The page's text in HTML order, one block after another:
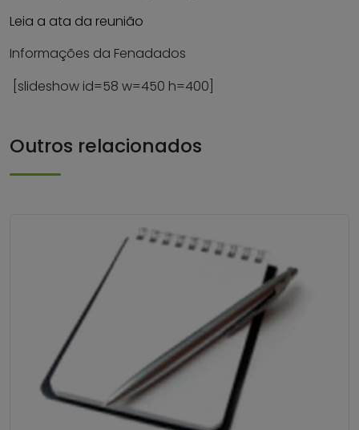
Leia a ata da reunião
Informações da Fenadados
[slideshow id=58 w=450 h=400]
Outros relacionados